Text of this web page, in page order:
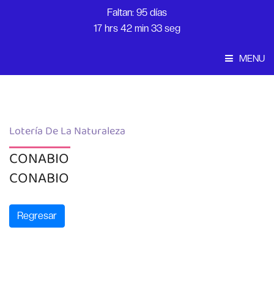
Faltan: 95 días
17 hrs 42 min 33 seg
MENU
Inicio
Lotería De La Naturaleza
CONABIO
CONABIO
Regresar